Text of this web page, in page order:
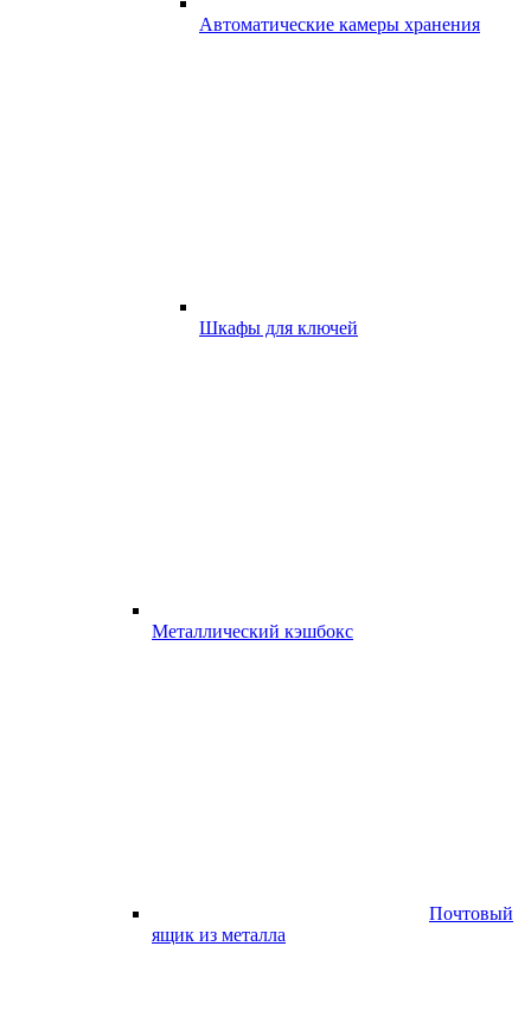
Автоматические камеры хранения
Шкафы для ключей
Металлический кэшбокс
Почтовый
ящик из металла